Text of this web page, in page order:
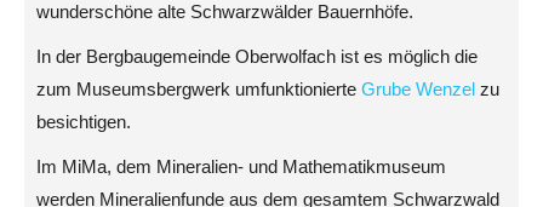
wunderschöne alte Schwarzwälder Bauernhöfe.
In der Bergbaugemeinde Oberwolfach ist es möglich die
zum Museumsbergwerk umfunktionierte Grube Wenzel zu
besichtigen.
Im MiMa, dem Mineralien- und Mathematikmuseum
werden Mineralienfunde aus dem gesamtem Schwarzwald